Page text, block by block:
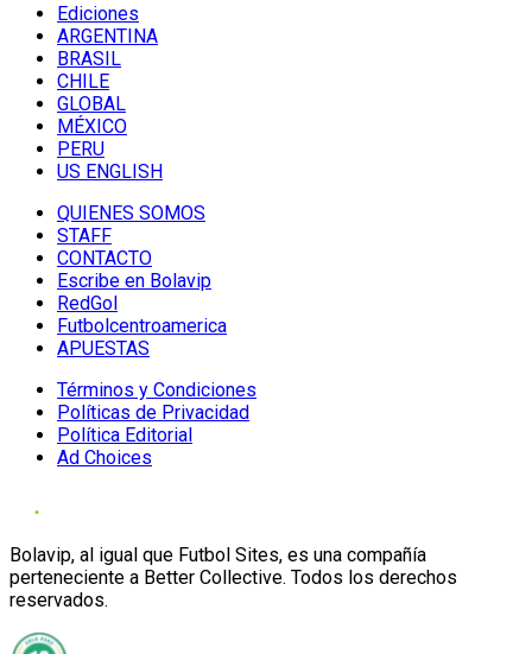
Ediciones
ARGENTINA
BRASIL
CHILE
GLOBAL
MÉXICO
PERU
US ENGLISH
QUIENES SOMOS
STAFF
CONTACTO
Escribe en Bolavip
RedGol
Futbolcentroamerica
APUESTAS
Términos y Condiciones
Políticas de Privacidad
Política Editorial
Ad Choices
Bolavip, al igual que Futbol Sites, es una compañía
perteneciente a Better Collective. Todos los derechos
reservados.